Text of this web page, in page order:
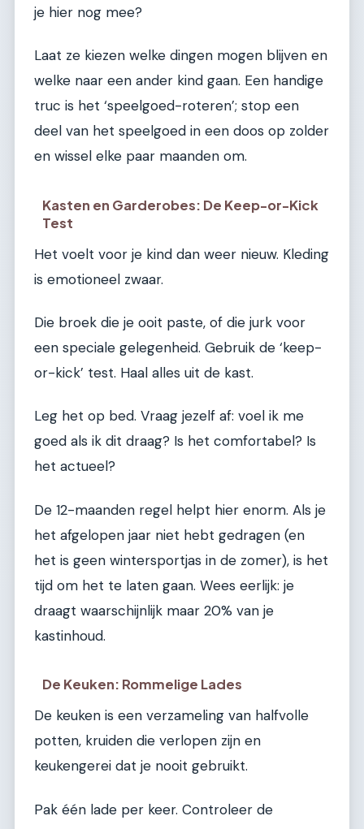
je hier nog mee?
Laat ze kiezen welke dingen mogen blijven en
welke naar een ander kind gaan. Een handige
truc is het ‘speelgoed-roteren’; stop een
deel van het speelgoed in een doos op zolder
en wissel elke paar maanden om.
Kasten en Garderobes: De Keep-or-Kick
Test
Het voelt voor je kind dan weer nieuw. Kleding
is emotioneel zwaar.
Die broek die je ooit paste, of die jurk voor
een speciale gelegenheid. Gebruik de ‘keep-
or-kick’ test. Haal alles uit de kast.
Leg het op bed. Vraag jezelf af: voel ik me
goed als ik dit draag? Is het comfortabel? Is
het actueel?
De 12-maanden regel helpt hier enorm. Als je
het afgelopen jaar niet hebt gedragen (en
het is geen wintersportjas in de zomer), is het
tijd om het te laten gaan. Wees eerlijk: je
draagt waarschijnlijk maar 20% van je
kastinhoud.
De Keuken: Rommelige Lades
De keuken is een verzameling van halfvolle
potten, kruiden die verlopen zijn en
keukengerei dat je nooit gebruikt.
Pak één lade per keer. Controleer de